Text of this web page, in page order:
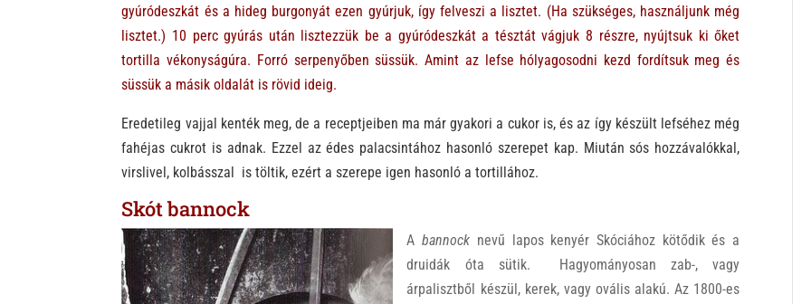
gyúródeszkát és a hideg burgonyát ezen gyúrjuk, így felveszi a lisztet. (Ha szükséges, használjunk még
lisztet.) 10 perc gyúrás után lisztezzük be a gyúródeszkát a tésztát vágjuk 8 részre, nyújtsuk ki őket
tortilla vékonyságúra. Forró serpenyőben süssük. Amint az lefse hólyagosodni kezd fordítsuk meg és
süssük a másik oldalát is rövid ideig.
Eredetileg vajjal kenték meg, de a receptjeiben ma már gyakori a cukor is, és az így készült lefséhez még
fahéjas cukrot is adnak. Ezzel az édes palacsintához hasonló szerepet kap. Miután sós hozzávalókkal,
virslivel, kolbásszal is töltik, ezért a szerepe igen hasonló a tortillához.
Skót bannock
Abannock nevű lapos kenyér Skóciához kötődik és a
druidák óta sütik. Hagyományosan zab-, vagy
árpalisztből készül, kerek, vagy ovális alakú. Az 1800-es